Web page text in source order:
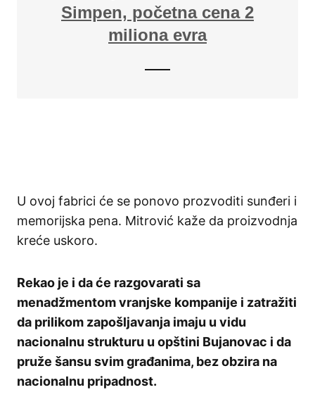
Simpen, početna cena 2
miliona evra
U ovoj fabrici će se ponovo prozvoditi sunđeri i
memorijska pena. Mitrović kaže da proizvodnja
kreće uskoro.
Rekao je i da će razgovarati sa
menadžmentom vranjske kompanije i zatražiti
da prilikom zapošljavanja imaju u vidu
nacionalnu strukturu u opštini Bujanovac i da
pruže šansu svim građanima, bez obzira na
nacionalnu pripadnost.